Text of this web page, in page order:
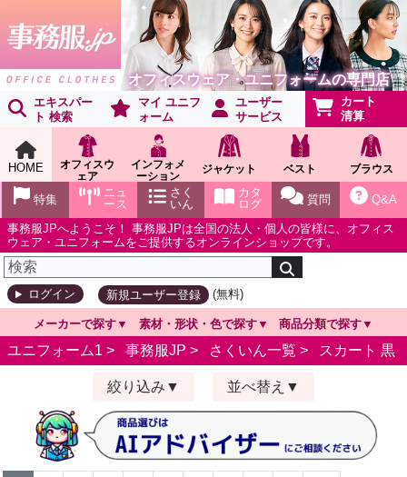
オフィスウェア・ユニフォームの専門店
エキスパー
ト 検索
マイ ユニフ
ォーム
ユーザー
サービス
カート
清算
HOME
オフィスウ
ェア
インフォメ
ーション
ショールー
ム
ジャケット ベスト ブラウス
Q&A
質問
カタ
ログ
さく
いん
ニュ
ース
特集
事務服JPへようこそ！ 事務服JPは全国の法人・個人の皆様に、オフィス
ウェア・ユニフォームをご提供するオンラインショップです。
ログイン 新規ユーザー登録 (無料)
メーカーで探す 素材・形状・色で探す 商品分類で探す
ユニフォーム1 > 事務服JP > さくいん一覧 > スカート 黒
絞り込み 並べ替え